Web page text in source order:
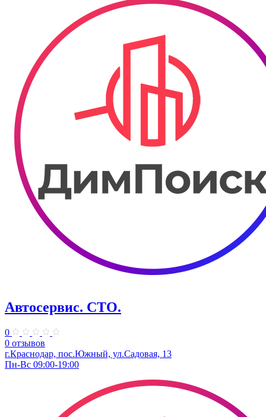
Автосервис. СТО.
0
0 отзывов
г.Краснодар, пос.Южный, ул.Садовая, 13
Пн-Вс 09:00-19:00